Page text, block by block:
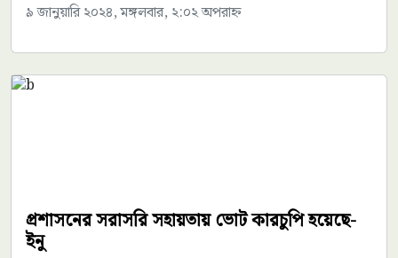
৯ জানুয়ারি ২০২৪, মঙ্গলবার, ২:০২ অপরাহ্ন
প্রশাসনের সরাসরি সহায়তায় ভোট কারচুপি হয়েছে-
ইনু